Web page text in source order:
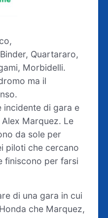
Quartararo,
Morbidelli.
ma il
incidente di gara e
Marquez. Le
da sole per
piloti che cercano
finiscono per farsi
di una gara in cui
che Marquez,